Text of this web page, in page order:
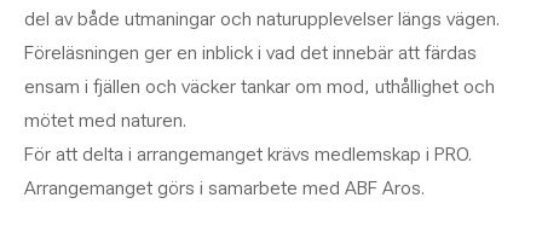
del av både utmaningar och naturupplevelser längs vägen.
Föreläsningen ger en inblick i vad det innebär att färdas
ensam i fjällen och väcker tankar om mod, uthållighet och
mötet med naturen.
För att delta i arrangemanget krävs medlemskap i PRO.
Arrangemanget görs i samarbete med ABF Aros.